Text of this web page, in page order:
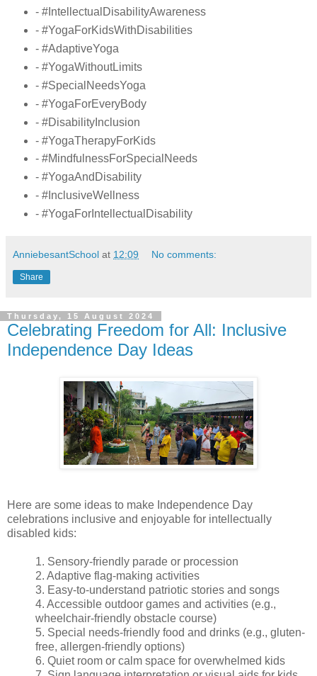
- #IntellectualDisabilityAwareness
- #YogaForKidsWithDisabilities
- #AdaptiveYoga
- #YogaWithoutLimits
- #SpecialNeedsYoga
- #YogaForEveryBody
- #DisabilityInclusion
- #YogaTherapyForKids
- #MindfulnessForSpecialNeeds
- #YogaAndDisability
- #InclusiveWellness
- #YogaForIntellectualDisability
AnniebesantSchool at 12:09 No comments:
Share
Thursday, 15 August 2024
Celebrating Freedom for All: Inclusive
Independence Day Ideas
Here are some ideas to make Independence Day
celebrations inclusive and enjoyable for intellectually
disabled kids:
1. Sensory-friendly parade or procession
2. Adaptive flag-making activities
3. Easy-to-understand patriotic stories and songs
4. Accessible outdoor games and activities (e.g.,
wheelchair-friendly obstacle course)
5. Special needs-friendly food and drinks (e.g., gluten-
free, allergen-friendly options)
6. Quiet room or calm space for overwhelmed kids